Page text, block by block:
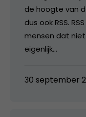
de hoogte van
dus ook RSS.
mensen dat
eigenlijk…
30 september